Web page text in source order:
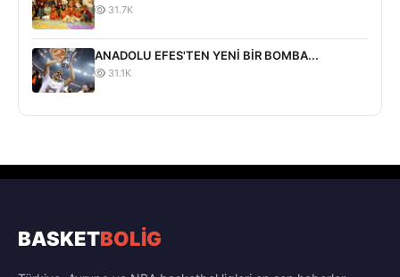
31.7K
ANADOLU EFES'TEN YENİ BİR BOMBA...
31.1K
BASKETBOLİG